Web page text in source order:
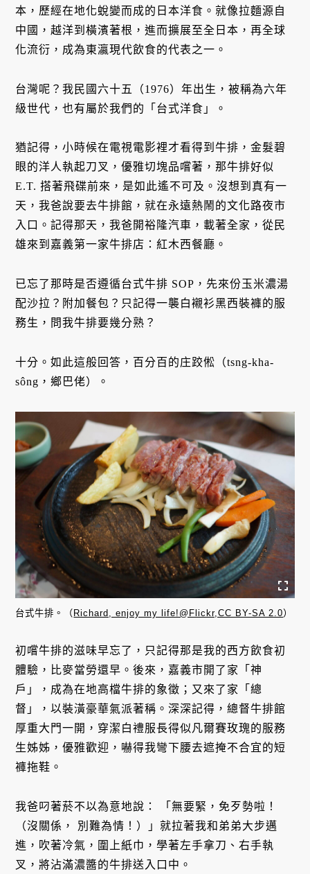
本，歷經在地化蛻變而成的日本洋食。就像拉麵源自
中國，越洋到橫濱著根，進而擴展至全日本，再全球
化流衍，成為東瀛現代飲食的代表之一。
台灣呢？我民國六十五（1976）年出生，被稱為六年
級世代，也有屬於我們的「台式洋食」。
猶記得，小時候在電視電影裡才看得到牛排，金髮碧
眼的洋人執起刀叉，優雅切塊品嚐著，那牛排好似
E.T. 搭著飛碟前來，是如此遙不可及。沒想到真有一
天，我爸說要去牛排館，就在永遠熱鬧的文化路夜市
入口。記得那天，我爸開裕隆汽車，載著全家，從民
雄來到嘉義第一家牛排店：紅木西餐廳。
已忘了那時是否遵循台式牛排 SOP，先來份玉米濃湯
配沙拉？附加餐包？只記得一襲白襯衫黑西裝褲的服
務生，問我牛排要幾分熟？
十分。如此這般回答，百分百的庄跤倯（tsng-kha-
sông，鄉巴佬）。
台式牛排。（ Richard, enjoy my life!@Flickr,CC BY-SA 2.0）
初嚐牛排的滋味早忘了，只記得那是我的西方飲食初
體驗，比麥當勞還早。後來，嘉義市開了家「神
戶」，成為在地高檔牛排的象徵；又來了家「總
督」，以裝潢豪華氣派著稱。深深記得，總督牛排館
厚重大門一開，穿潔白禮服長得似凡爾賽玫瑰的服務
生姊姊，優雅歡迎，嚇得我彎下腰去遮掩不合宜的短
褲拖鞋。
我爸叼著菸不以為意地說： 「無要緊，免歹勢啦！
（沒關係， 別難為情！）」就拉著我和弟弟大步邁
進，吹著冷氣，圍上紙巾，學著左手拿刀、右手執
叉，將沾滿濃醬的牛排送入口中。